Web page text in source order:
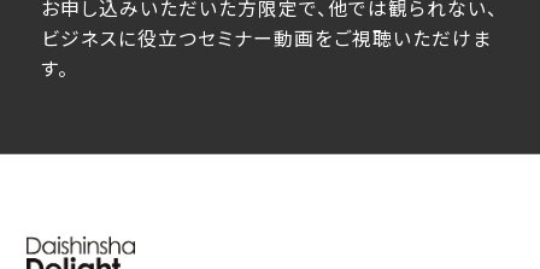
お申し込みいただいた方限定で、他では観られない、
ビジネスに役立つセミナー動画をご視聴いただけま
す。